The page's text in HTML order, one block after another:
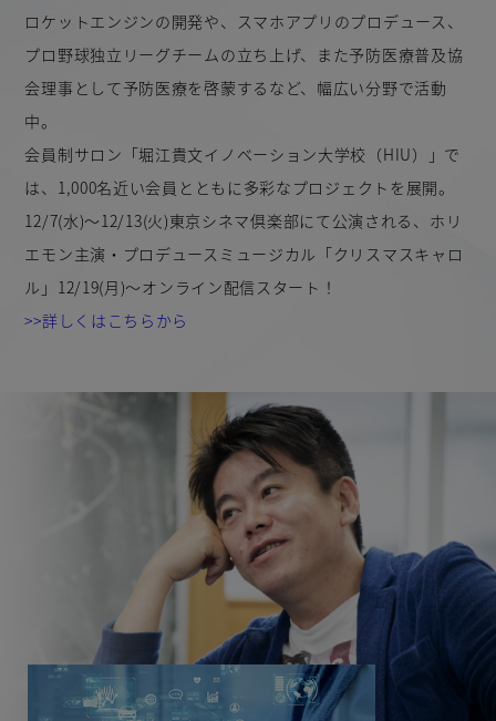
ロケットエンジンの開発や、スマホアプリのプロデュース、
プロ野球独立リーグチームの立ち上げ、また予防医療普及協
会理事として予防医療を啓蒙するなど、幅広い分野で活動
中。
会員制サロン「堀江貴文イノベーション大学校（HIU）」で
は、1,000名近い会員とともに多彩なプロジェクトを展開。
12/7(水)〜12/13(火)東京シネマ倶楽部にて公演される、ホリ
エモン主演・プロデュースミュージカル「クリスマスキャロ
ル」 12/19(月)〜オンライン配信スタート！
>>詳しくはこちらから